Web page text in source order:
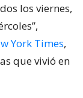
los viernes,
York Times,
que vivió en